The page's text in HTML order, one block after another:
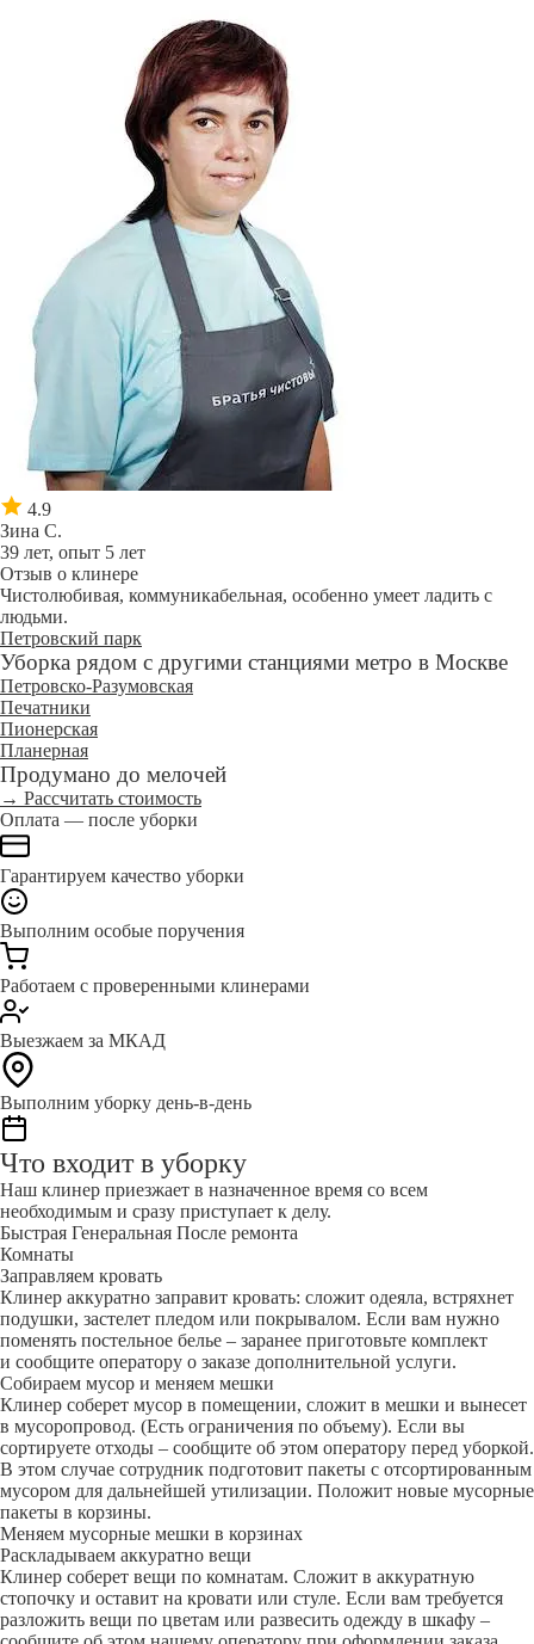
4.9
Зина С.
39 лет, опыт 5 лет
Отзыв о клинере
Чистолюбивая, коммуникабельная, особенно умеет ладить с
людьми.
Петровский парк
Уборка рядом с другими станциями метро в Москве
Петровско-Разумовская
Печатники
Пионерская
Планерная
Продумано до мелочей
→ Рассчитать стоимость
Оплата — после уборки
Гарантируем качество уборки
Выполним особые поручения
Работаем с проверенными клинерами
Выезжаем за МКАД
Выполним уборку день-в-день
Что входит в уборку
Наш клинер приезжает в назначенное время со всем
необходимым и сразу приступает к делу.
Быстрая Генеральная После ремонта
Комнаты
Заправляем кровать
Клинер аккуратно заправит кровать: сложит одеяла, встряхнет
подушки, застелет пледом или покрывалом. Если вам нужно
поменять постельное белье – заранее приготовьте комплект
и сообщите оператору о заказе дополнительной услуги.
Собираем мусор и меняем мешки
Клинер соберет мусор в помещении, сложит в мешки и вынесет
в мусоропровод. (Есть ограничения по объему). Если вы
сортируете отходы – сообщите об этом оператору перед уборкой.
В этом случае сотрудник подготовит пакеты с отсортированным
мусором для дальнейшей утилизации. Положит новые мусорные
пакеты в корзины.
Меняем мусорные мешки в корзинах
Раскладываем аккуратно вещи
Клинер соберет вещи по комнатам. Сложит в аккуратную
стопочку и оставит на кровати или стуле. Если вам требуется
разложить вещи по цветам или развесить одежду в шкафу –